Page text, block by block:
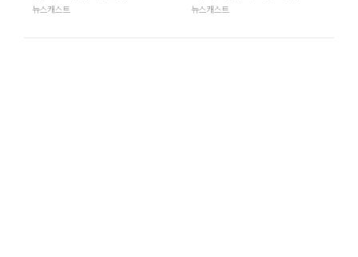
뉴스캐스트 뉴스캐스트